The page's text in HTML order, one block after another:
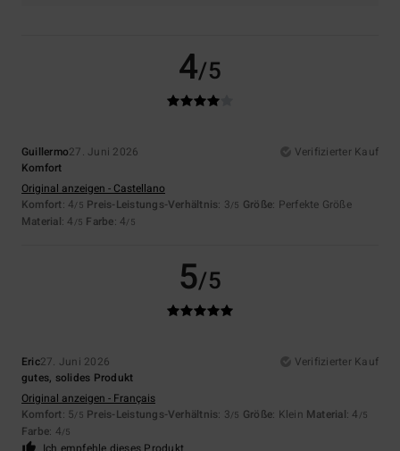
4/5
Guillermo27. Juni 2026
Verifizierter Kauf
Komfort
Original anzeigen - Castellano
Komfort: 4/5 Preis-Leistungs-Verhältnis: 3/5 Größe: Perfekte Größe
Material: 4 /5 Farbe: 4/5
5/5
Eric27. Juni 2026
Verifizierter Kauf
gutes, solides Produkt
Original anzeigen - Français
Komfort: 5/5 Preis-Leistungs-Verhältnis: 3/5 Größe: Klein Material: 4 /5
Farbe: 4/5